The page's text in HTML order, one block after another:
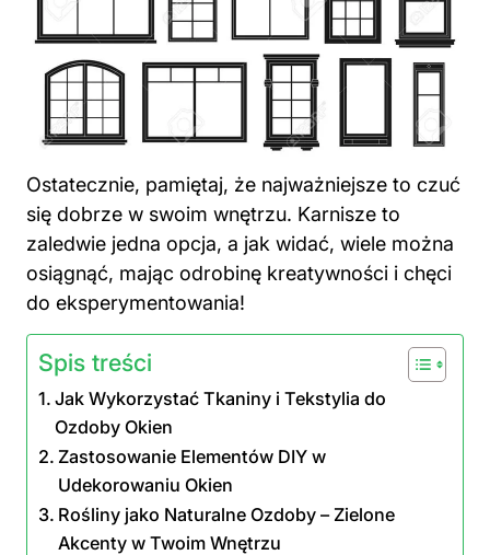
Ostatecznie, pamiętaj, że najważniejsze to czuć
się dobrze w swoim wnętrzu. Karnisze to
zaledwie jedna opcja, a jak widać, wiele można
osiągnąć, mając odrobinę kreatywności i chęci
do eksperymentowania!
Spis treści
Jak Wykorzystać Tkaniny i Tekstylia do
Ozdoby Okien
Zastosowanie Elementów DIY w
Udekorowaniu Okien
Rośliny jako Naturalne Ozdoby – Zielone
Akcenty w Twoim Wnętrzu